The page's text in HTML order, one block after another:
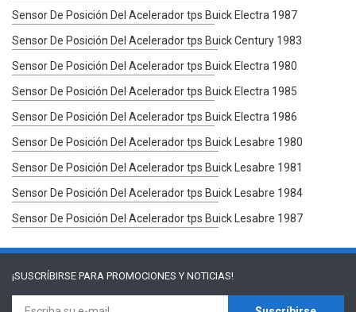
Sensor De Posición Del Acelerador tps Buick Electra 1987
Sensor De Posición Del Acelerador tps Buick Century 1983
Sensor De Posición Del Acelerador tps Buick Electra 1980
Sensor De Posición Del Acelerador tps Buick Electra 1985
Sensor De Posición Del Acelerador tps Buick Electra 1986
Sensor De Posición Del Acelerador tps Buick Lesabre 1980
Sensor De Posición Del Acelerador tps Buick Lesabre 1981
Sensor De Posición Del Acelerador tps Buick Lesabre 1984
Sensor De Posición Del Acelerador tps Buick Lesabre 1987
¡SUSCRÍBIRSE PARA PROMOCIONES Y NOTICIAS!